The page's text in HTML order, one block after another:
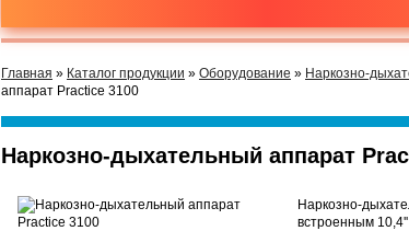
Главная » Каталог продукции » Оборудование » Наркозно-
аппарат Practice 3100
Наркозно-дыхательный аппарат
Наркозно-
встроенным